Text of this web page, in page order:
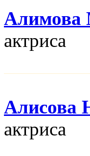
Алимова
актриса
Алисова
актриса